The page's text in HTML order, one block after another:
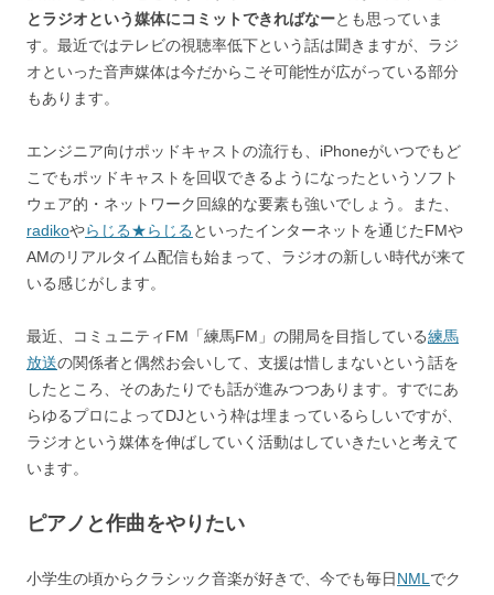
とラジオという媒体にコミットできればなーとも思っていま
す。最近ではテレビの視聴率低下という話は聞きますが、ラジ
オといった音声媒体は今だからこそ可能性が広がっている部分
もあります。
エンジニア向けポッドキャストの流行も、iPhoneがいつでもど
こでもポッドキャストを回収できるようになったというソフト
ウェア的・ネットワーク回線的な要素も強いでしょう。また、
radikoやらじる★らじる といったインターネットを通じたFMや
AMのリアルタイム配信も始まって、ラジオの新しい時代が来て
いる感じがします。
最近、コミュニティFM「練馬FM」の開局を目指している練馬
放送の関係者と偶然お会いして、支援は惜しまないという話を
したところ、そのあたりでも話が進みつつあります。すでにあ
らゆるプロによってDJという枠は埋まっているらしいですが、
ラジオという媒体を伸ばしていく活動はしていきたいと考えて
います。
ピアノと作曲をやりたい
小学生の頃からクラシック音楽が好きで、今でも毎日NML でク